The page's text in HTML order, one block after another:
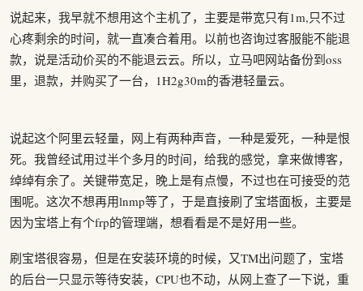
说起来，我早就不想用这个主机了，主要是带宽只有1m,只不过
心疼剩余的时间，就一直凑合着用。以前也咨询过客服能不能退
款，说是活动价买的不能退云云。所以，立马吧网站备份到oss
里，退款，并购买了一台，1H2g30m的香港轻量云。
说起这个阿里云轻量，网上有两种声音，一种是爱死，一种是恨
死。我曾经试用过半个多月的时间，给我的感觉，拿来做博客，
绰绰有余了。关键带宽足，晚上是有点慢，不过也在可接受的范
围呢。这次不想再用lnmp等了，于是直接刷了宝塔面板，主要是
因为宝塔上有个frp的管理端，想看看是不是好用一些。
刷宝塔很容易，但是在安装环境的时候，又TM出问题了，宝塔
的后台一只显示等待安装，CPU也不动，从网上查了一下说，重